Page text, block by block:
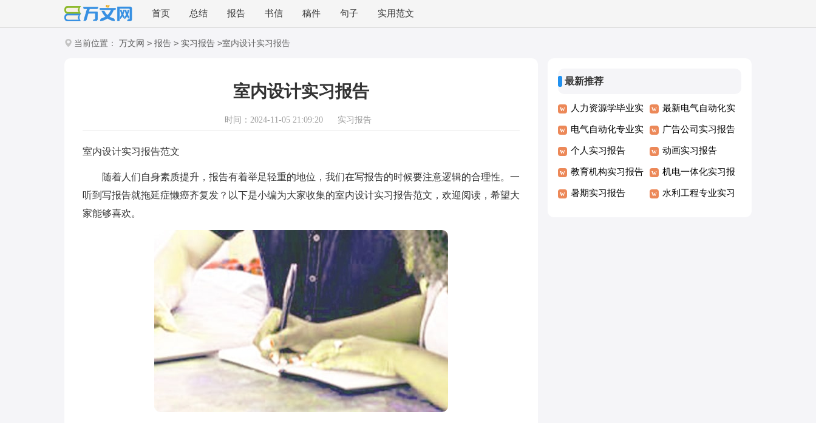
首页 总结 报告 书信 稿件 句子 实用范文
当前位置： 万文网 > 报告 > 实习报告 >室内设计实习报告
室内设计实习报告
时间：2024-11-05 21:09:20 实习报告
室内设计实习报告范文
随着人们自身素质提升，报告有着举足轻重的地位，我们在写报告的时候要注意逻辑的合理性。一
听到写报告就拖延症懒癌齐复发？以下是小编为大家收集的室内设计实习报告范文，欢迎阅读，希望大
家能够喜欢。
最新推荐
人力资源学毕业实
习报告
最新电气自动化实
习报告
电气自动化专业实
习报告
广告公司实习报告
最新
个人实习报告 动画实习报告
教育机构实习报告
优秀
机电一体化实习报
告
暑期实习报告 水利工程专业实习